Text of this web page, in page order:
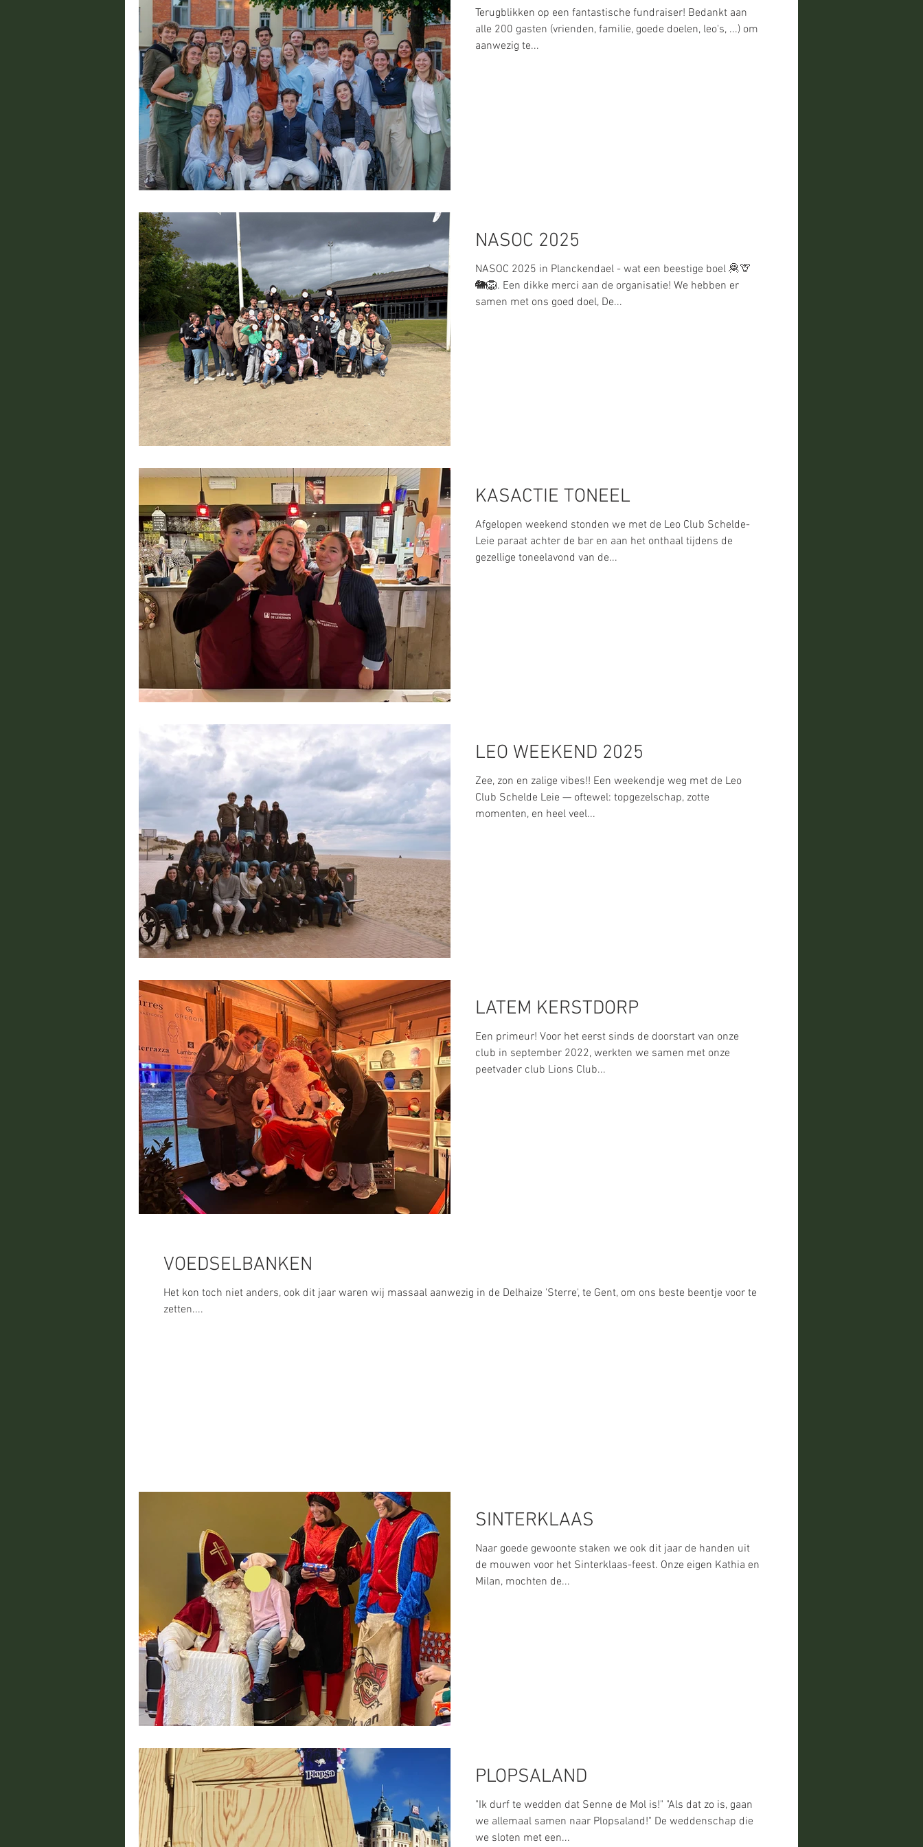
Terugblikken op een fantastische fundraiser! Bedankt aan
alle 200 gasten (vrienden, familie, goede doelen, leo's, ...) om
aanwezig te...
NASOC 2025
NASOC 2025 in Planckendael - wat een beestige boel 🦧🦒
🐘🦁. Een dikke merci aan de organisatie! We hebben er
samen met ons goed doel, De...
KASACTIE TONEEL
Afgelopen weekend stonden we met de Leo Club Schelde-
Leie paraat achter de bar en aan het onthaal tijdens de
gezellige toneelavond van de...
LEO WEEKEND 2025
Zee, zon en zalige vibes!! Een weekendje weg met de Leo
Club Schelde Leie — oftewel: topgezelschap, zotte
momenten, en heel veel...
LATEM KERSTDORP
Een primeur! Voor het eerst sinds de doorstart van onze
club in september 2022, werkten we samen met onze
peetvader club Lions Club...
VOEDSELBANKEN
Het kon toch niet anders, ook dit jaar waren wij massaal aanwezig in de Delhaize 'Sterre', te Gent, om ons beste beentje voor te
zetten....
SINTERKLAAS
Naar goede gewoonte staken we ook dit jaar de handen uit
de mouwen voor het Sinterklaas-feest. Onze eigen Kathia en
Milan, mochten de...
PLOPSALAND
"Ik durf te wedden dat Senne de Mol is!" "Als dat zo is, gaan
we allemaal samen naar Plopsaland!" De weddenschap die
we sloten met een...